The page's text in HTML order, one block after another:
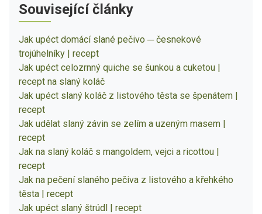
Související články
Jak upéct domácí slané pečivo ─ česnekové
trojúhelníky | recept
Jak upéct celozrnný quiche se šunkou a cuketou |
recept na slaný koláč
Jak upéct slaný koláč z listového těsta se špenátem |
recept
Jak udělat slaný závin se zelím a uzeným masem |
recept
Jak na slaný koláč s mangoldem, vejci a ricottou |
recept
Jak na pečení slaného pečiva z listového a křehkého
těsta | recept
Jak upéct slaný štrúdl | recept